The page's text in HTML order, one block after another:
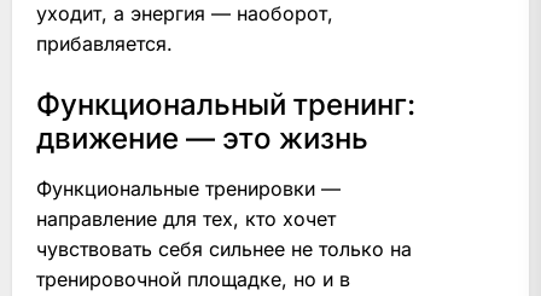
уходит, а энергия — наоборот,
прибавляется.
Функциональный тренинг:
движение — это жизнь
Функциональные тренировки —
направление для тех, кто хочет
чувствовать себя сильнее не только на
тренировочной площадке, но и в